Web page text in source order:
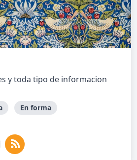
y toda tipo de informacion
En forma